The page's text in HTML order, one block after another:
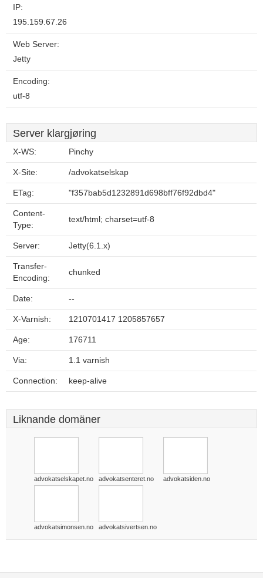
IP:
195.159.67.26
Web Server:
Jetty
Encoding:
utf-8
Server klargjøring
X-WS: Pinchy
X-Site: /advokatselskap
ETag: "f357bab5d1232891d698bff76f92dbd4"
Content-
Type:
text/html; charset=utf-8
Server: Jetty(6.1.x)
Transfer-
Encoding:
chunked
Date: --
X-Varnish: 1210701417 1205857657
Age: 176711
Via: 1.1 varnish
Connection: keep-alive
Liknande domäner
advokatselskapet.no advokatsenteret.no advokatsiden.no
advokatsimonsen.no advokatsivertsen.no